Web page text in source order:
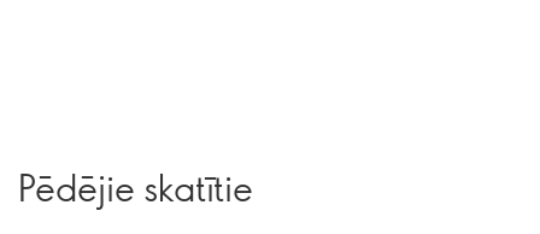
Pēdējie skatītie